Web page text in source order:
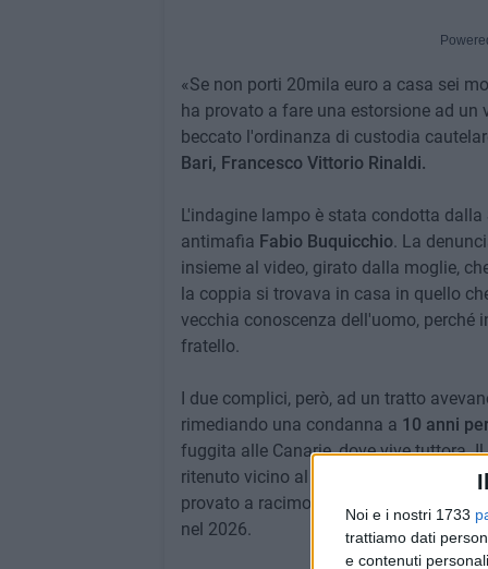
Noi e i nostri 1733
trattiamo dati
e contenuti
«Se non porti 20mila euro a casa sei
ha provato a fare una estorsione ad un
beccato l'ordinanza di custodia
Bari, Francesco Vittorio Rinaldi.
L'indagine lampo è stata condotta dalla
antimafia Fabio Buquicchio. La
insieme al video, girato dalla moglie,
la coppia si trovava in casa in quello
vecchia conoscenza dell'uomo, perché
fratello.
I due complici, però, ad un tratto
rimediando una condanna a 10 anni
fuggita alle Canarie, dove vive tuttora.
ritenuto vicino al
, si
provato a racimolare un po' di denaro,
nel 2026.